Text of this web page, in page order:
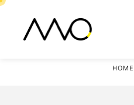
HOME